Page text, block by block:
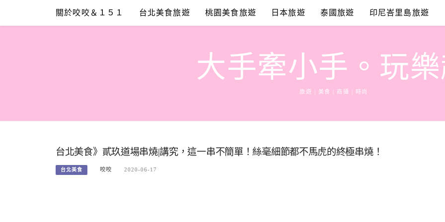
content
關於咬咬＆１５１ 台北美食旅遊 桃園美食旅遊 日本旅遊 泰國旅遊 印尼峇里島旅遊
大手牽小手。玩
旅遊 | 美食 | 商攝 | 時尚
台北美食》貳玖道場串燒|講究，這一串不簡單！絲毫細節都不馬虎的終極串燒！
台北美食 咬咬 2020-06-17